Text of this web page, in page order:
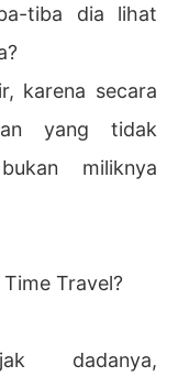
tiba dia lihat
karena secara
yang tidak
miliknya
Travel?
dadanya,